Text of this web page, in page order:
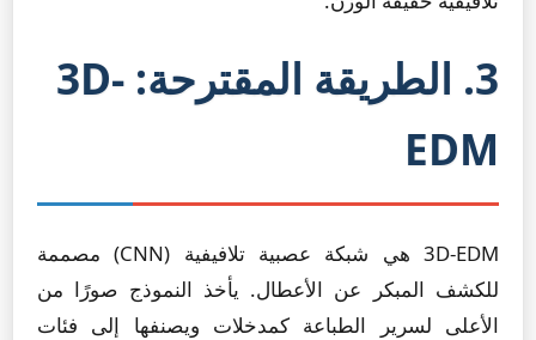
3. الطريقة المقترحة: 3D-
EDM
3D-EDM هي شبكة عصبية تلافيفية (CNN) مصممة
للكشف المبكر عن الأعطال. يأخذ النموذج صورًا من
الأعلى لسرير الطباعة كمدخلات ويصنفها إلى فئات